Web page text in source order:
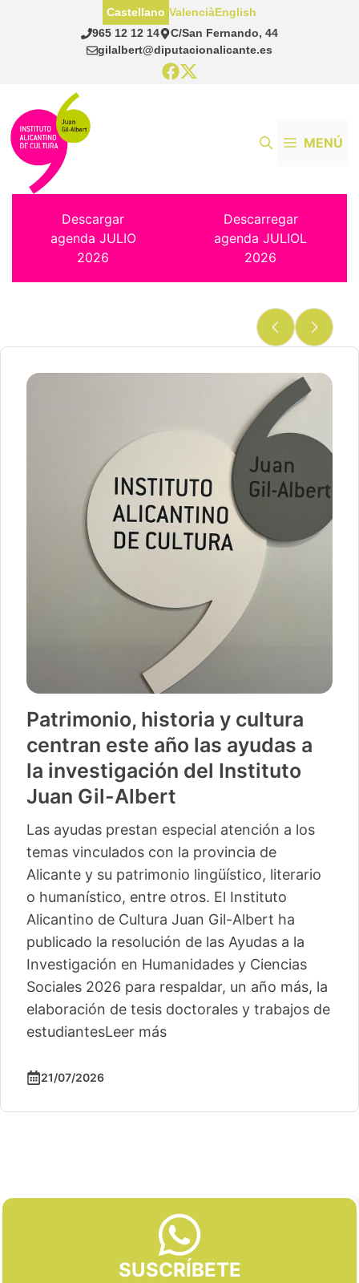
965 12 12 14
C/San Fernando, 44
gilalbert@diputacionalicante.es
Castellano ValenciàEnglish
MENÚ
Descargar
agenda JULIO
2026
Descarregar
agenda JULIOL
2026
Patrimonio, historia y cultura
centran este año las ayudas a
la investigación del Instituto
Juan Gil-Albert
Las ayudas prestan especial atención a los
temas vinculados con la provincia de
Alicante y su patrimonio lingüístico, literario
o humanístico, entre otros. El Instituto
Alicantino de Cultura Juan Gil-Albert ha
publicado la resolución de las Ayudas a la
Investigación en Humanidades y Ciencias
Sociales 2026 para respaldar, un año más, la
elaboración de tesis doctorales y trabajos de
estudiantesLeer más
21/07/2026
SUSCRÍBETE